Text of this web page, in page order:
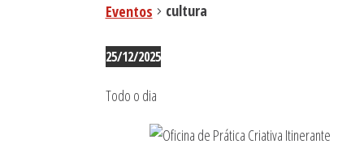
Eventos cultura
Eventos
for
25/12/2025
25/12/2025
a
Todo o dia